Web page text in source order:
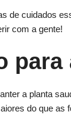
de cuidados
com a gente!
para
a planta
do que as